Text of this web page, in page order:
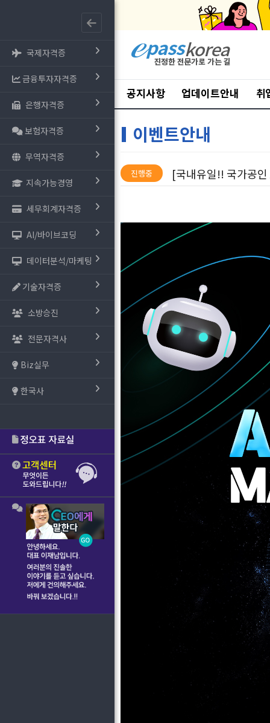
국제자격증
금융투자자격증
은행자격증
보험자격증
무역자격증
지속가능경영
세무회계자격증
AI/바이브코딩
데이터분석/마케팅
기술자격증
소방승진
전문자격사
Biz실무
한국사
공지사항 업데이트안내 취
이벤트안내
진행중 [국내유일!! 국가공